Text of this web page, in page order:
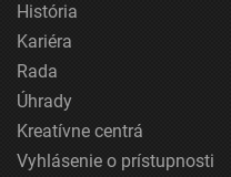
História
Kariéra
Rada
Úhrady
Kreatívne centrá
Vyhlásenie o prístupnosti